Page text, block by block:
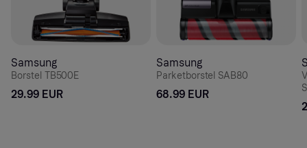
Samsung
Borstel TB500E
29.99 EUR
Samsung
Parketborstel SAB80
68.99 EUR